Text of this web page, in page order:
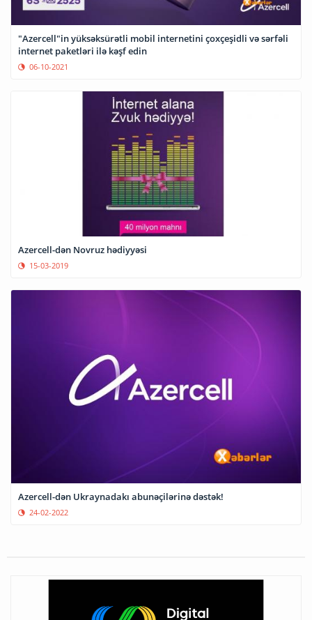
"Azercell"in yüksəksürətli mobil internetini çoxçeşidli və sərfəli
internet paketləri ilə kəşf edin
06-10-2021
Azercell-dən Novruz hədiyyəsi
15-03-2019
Azercell-dən Ukraynadakı abunəçilərinə dəstək!
24-02-2022